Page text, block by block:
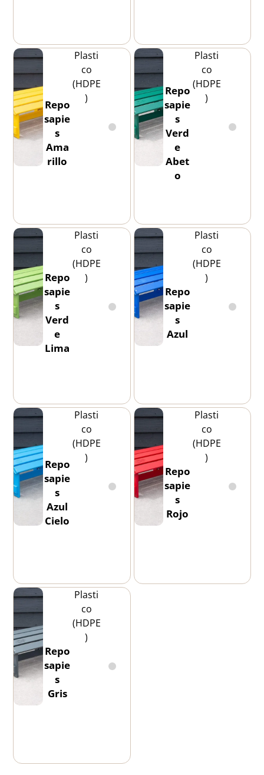
Repo
sapie
s
Ama
rillo
Plasti
co
(HDPE
)
Repo
sapie
s
Verd
e
Abet
o
Plasti
co
(HDPE
)
Repo
sapie
s
Verd
e
Lima
Plasti
co
(HDPE
)
Repo
sapie
s
Azul
Plasti
co
(HDPE
)
Repo
sapie
s
Azul
Cielo
Plasti
co
(HDPE
)
Repo
sapie
s
Rojo
Plasti
co
(HDPE
)
Repo
sapie
s
Gris
Plasti
co
(HDPE
)